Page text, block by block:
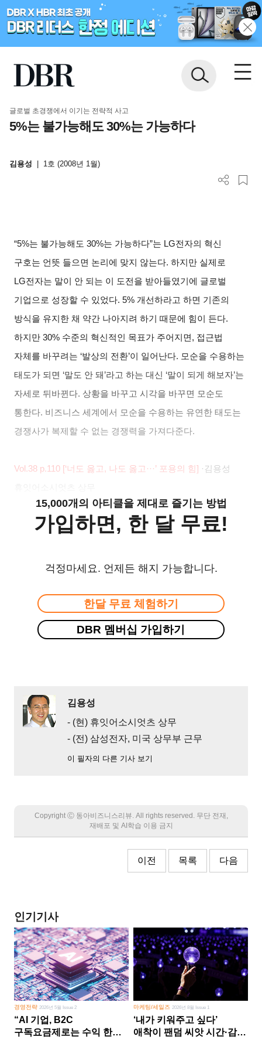
글로벌 초경쟁에서 이기는 전략적 사고
5%는 불가능해도 30%는 가능하다
김용성 1호 (2008년 1월)
“5%는 불가능해도 30%는 가능하다”는 LG전자의 혁신
구호는 언뜻 들으면 논리에 맞지 않는다. 하지만 실제로
LG전자는 말이 안 되는 이 도전을 받아들였기에 글로벌
기업으로 성장할 수 있었다. 5% 개선하라고 하면 기존의
방식을 유지한 채 약간 나아지려 하기 때문에 힘이 든다.
하지만 30% 수준의 혁신적인 목표가 주어지면, 접근법
자체를 바꾸려는 ‘발상의 전환’이 일어난다. 모순을 수용하는
태도가 되면 ‘말도 안 돼’라고 하는 대신 ‘말이 되게 해보자’는
자세로 뒤바뀐다. 상황을 바꾸고 시각을 바꾸면 모순도
통한다. 비즈니스 세계에서 모순을 수용하는 유연한 태도는
경쟁사가 복제할 수 없는 경쟁력을 가져다준다.
Vol.38 p.110 [‘너도 옳고, 나도 옳고···’ 포용의 힘] · 김용성
15,000개의 아티클을 제대로 즐기는 방법
가입하면, 한 달 무료!
걱정마세요. 언제든 해지 가능합니다.
한달 무료 체험하기
DBR 멤버십 가입하기
김용성
- (현) 휴잇어소시엇츠 상무
- (전) 삼성전자, 미국 상무부 근무
이 필자의 다른 기사 보기
Copyright Ⓒ 동아비즈니스리뷰. All rights reserved. 무단 전재,
재배포 및 AI학습 이용 금지
이전 목록 다음
인기기사
경영전략 2026년 5월 Issue 2
“AI 기업, B2C
구독요금제로는 수익 한계
마케팅/세일즈 2026년 8월 Issue 1
‘내가 키워주고 싶다’
애착이 팬덤 씨앗 시간·감정